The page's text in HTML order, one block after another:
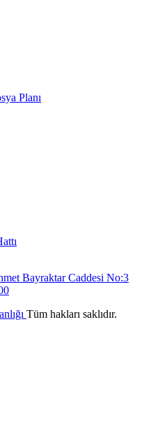
Planı
Bayraktar Caddesi No:3
Tüm hakları saklıdır.